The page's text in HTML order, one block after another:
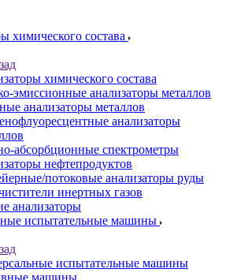
химического состава
химического состава
эмиссионные анализаторы металлов
анализаторы металлов
анализаторы
абсорбционные спектрометры
нефтепродуктов
потоковые анализаторы руды
инертных газов
анализаторы
испытательные машины
испытательные машины
машины